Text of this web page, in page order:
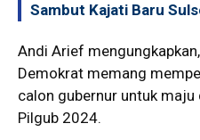
Sambut Kajati Baru
Andi Arief
Demokrat memang
calon gubernur untuk
Pilgub 2024.